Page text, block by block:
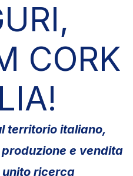
CORK
territorio italiano,
e vendita
ricerca